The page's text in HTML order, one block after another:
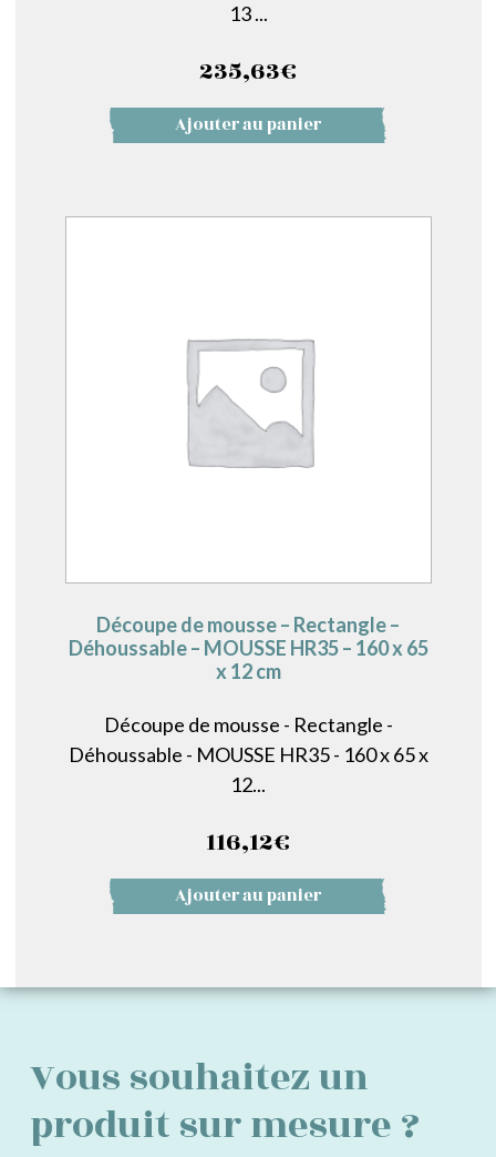
13 ...
235,63€
Ajouter au panier
Découpe de mousse – Rectangle –
Déhoussable – MOUSSE HR35 – 160 x 65
x 12 cm
Découpe de mousse - Rectangle -
Déhoussable - MOUSSE HR35 - 160 x 65 x
12...
116,12€
Ajouter au panier
Vous souhaitez un
produit sur mesure ?